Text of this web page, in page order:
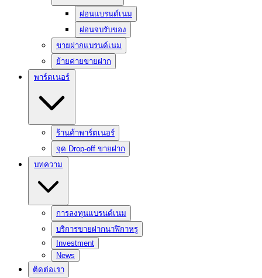
ผ่อนแบรนด์เนม
ผ่อนจบรับของ
ขายฝากแบรนด์เนม
ย้ายค่ายขายฝาก
พาร์ตเนอร์
ร้านค้าพาร์ตเนอร์
จุด Drop-off ขายฝาก
บทความ
การลงทุนแบรนด์เนม
บริการขายฝากนาฬิกาหรู
Investment
News
ติดต่อเรา